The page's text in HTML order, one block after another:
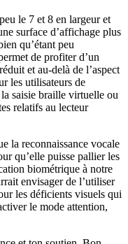
le 7 et 8 en largeur et
surface d’affichage plus
qu’étant peu
de profiter d’un
et au-delà de l’aspect
les utilisateurs de
saisie braille virtuelle ou
relatifs au lecteur
la reconnaissance vocale
qu’elle puisse pallier les
biométrique à notre
envisager de l’utiliser
les déficients visuels qui
le mode attention,